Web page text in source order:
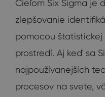
Cieľom Six Sigma je
zlepšovanie
pomocou štatistickej
prostredí. Aj keď sa
najpoužívanejších
procesov na svete,